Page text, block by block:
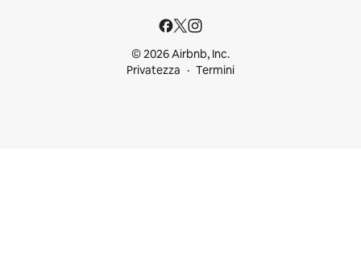
© 2026 Airbnb, Inc.
Privatezza
Termini